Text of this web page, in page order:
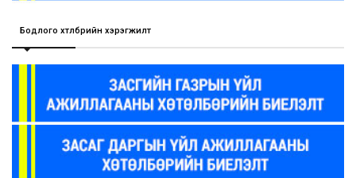
Бодлого хөтөлбөрийн хэрэгжилт